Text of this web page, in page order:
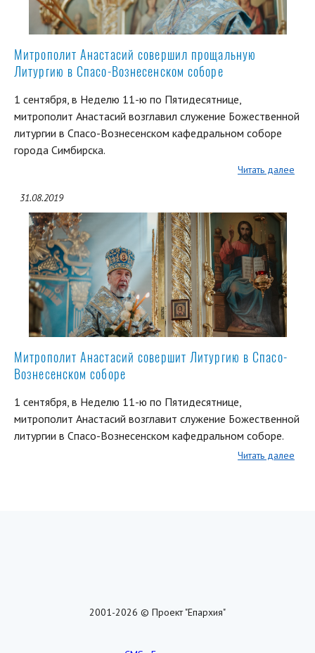
Митрополит Анастасий совершил прощальную
Литургию в Спасо-Вознесенском соборе
1 сентября, в Неделю 11-ю по Пятидесятнице,
митрополит Анастасий возглавил служение Божественной
литургии в Спасо-Вознесенском кафедральном соборе
города Симбирска.
Читать далее
31.08.2019
Митрополит Анастасий совершит Литургию в Спасо-
Вознесенском соборе
1 сентября, в Неделю 11-ю по Пятидесятнице,
митрополит Анастасий возглавит служение Божественной
литургии в Спасо-Вознесенском кафедральном соборе.
Читать далее
2001-2026 © Проект "Епархия"